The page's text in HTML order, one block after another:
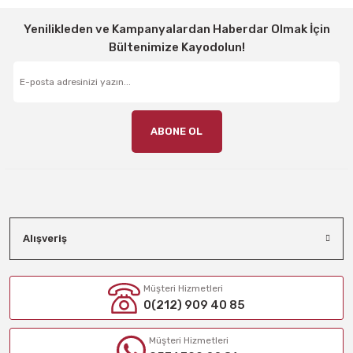
Yenilikleden ve Kampanyalardan Haberdar Olmak İçin
Bültenimize Kayodolun!
ABONE OL
Alışveriş
Müşteri Hizmetleri
0(212) 909 40 85
Müşteri Hizmetleri